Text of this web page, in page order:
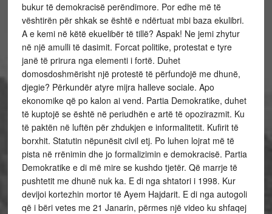
bukur të demokracisë perëndimore. Por edhe më të
vështirën për shkak se është e ndërtuat mbi baza ekulibri.
A e kemi në këtë ekuelibër të tillë? Aspak! Ne jemi zhytur
në një amulli të dasimit. Forcat politike, protestat e tyre
janë të prirura nga elementi i fortë. Duhet
domosdoshmërisht një protestë të përfundojë me dhunë,
djegie? Përkundër atyre mijra halleve sociale. Apo
ekonomike që po kalon ai vend. Partia Demokratike, duhet
të kuptojë se është në periudhën e artë të opozirazmit. Ku
të paktën në luftën për zhdukjen e informalitetit. Kufirit të
borxhit. Statutin nëpunësit civil etj. Po luhen lojrat më të
pista në rrënimin dhe jo formalizimin e demokracisë. Partia
Demokratike e di më mire se kushdo tjetër. Që marrje të
pushtetit me dhunë nuk ka. E di nga shtatori i 1998. Kur
devijoi kortezhin mortor të Ayem Hajdarit. E di nga autogoli
që i bëri vetes me 21 Janarin, përmes një video ku shfaqej